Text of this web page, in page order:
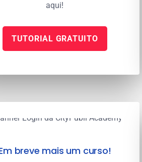
aqui!
TUTORIAL GRATUITO
breve mais um curso!